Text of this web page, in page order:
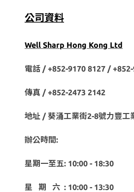
公司資料
Well Sharp Hong Kong Ltd
電話 / +852-9170 8127 /
傳真 / +852-2473 2142
地址 / 葵涌工業街2-8號力豐工
辦公時間:
星期一至五: 10:00 - 18:30
星 期 六 : 10:00 - 13:30